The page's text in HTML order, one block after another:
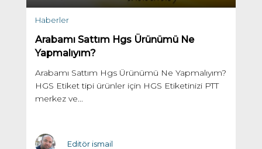
Haberler
Arabamı Sattım Hgs Ürünümü Ne
Yapmalıyım?
Arabamı Sattım Hgs Ürünümü Ne Yapmalıyım?
HGS Etiket tipi ürünler için HGS Etiketinizi PTT
merkez ve...
Editör ismail